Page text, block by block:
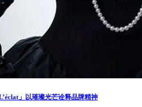
」以璀璨光芒诠释品牌精神